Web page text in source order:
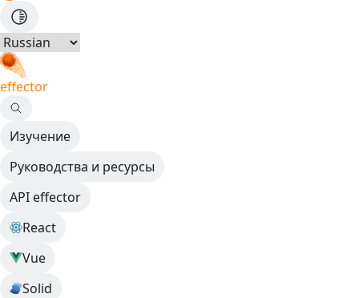
effector
Изучение
Руководства и ресурсы
API effector
React
Vue
Solid